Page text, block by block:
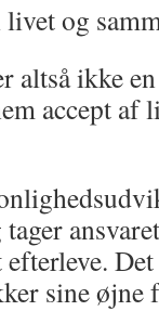
og
altså ikke
accept af
sine øjne